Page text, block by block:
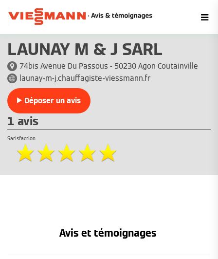
LAUNAY M & J SARL
74bis Avenue Du Passous - 50230 Agon Coutainville
launay-m-j.chauffagiste-viessmann.fr
Déposer un avis
1 avis
Satisfaction
Avis et témoignages